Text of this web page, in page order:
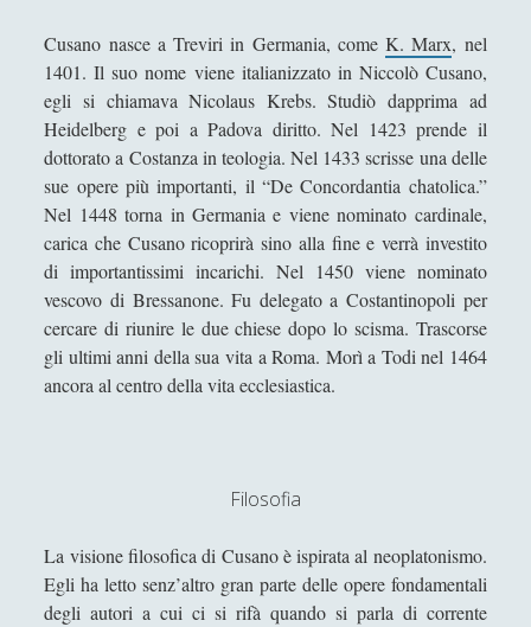
Thomas Hobbes - Vita e pensiero
Tommaso Campanella - Vita e Opere
Utopie - Da Moro a Campanella
Immanuel Kant (25)
► Filosofia Romantica(6)
► Filosofia Contemporanea(86)
► I Grandi Temi della Filosofia(523)
► Corsi Di Filosofia(10)
Filosofia Orientale(47)
botanico"
Considerazioni diverse sulla presenza di Dio
Cusano nasce a Treviri in Germania, comeK. Marx, nel
1401. Il suo nome viene italianizzato in Niccolò Cusano,
egli si chiamava Nicolaus Krebs. Studiò dapprima ad
Heidelberg e poi a Padova diritto. Nel 1423 prende il
dottorato a Costanza in teologia. Nel 1433 scrisse una delle
sue opere più importanti, il “De Concordantia chatolica.”
Nel 1448 torna in Germania e viene nominato cardinale,
carica che Cusano ricoprirà sino alla fine e verrà investito
di importantissimi incarichi. Nel 1450 viene nominato
vescovo di Bressanone. Fu delegato a Costantinopoli per
cercare di riunire le due chiese dopo lo scisma. Trascorse
gli ultimi anni della sua vita a Roma. Morì a Todi nel 1464
ancora al centro della vita ecclesiastica.
Filosofia
La visione filosofica di Cusano è ispirata al neoplatonismo.
Egli ha letto senz’altro gran parte delle opere fondamentali
degli autori a cui ci si rifà quando si parla di corrente